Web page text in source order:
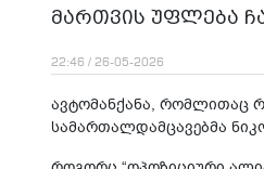
მართვის უფლება
22:46 / 26-05-2026
ავტომანქანა, რომლითაც
სამართალდამცავებმა